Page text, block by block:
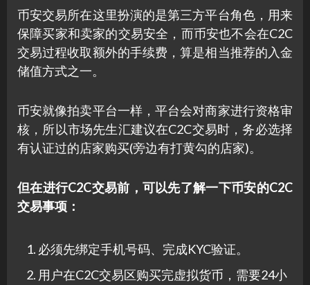
币安交易所在这里扮演的是第三方平台角色，用来
保障买家和卖家的交易安全，而币安也不会在C2C
交易过程收取额外的手续费，算是相当推荐的入金
储值方式之一。
币安就像拍卖平台一样，平台会对商家进行资格审
核，所以市场先生汇建议在C2C交易时，务必选择
有认证过的店家购买(旁边有打黄勾的店家)。
但在进行C2C交易前，可以先了解一下币安的C2C
交易事项：
必须先绑定手机号码、完成KYC验证。
用户在C2C交易区购买完虚拟货币，需要24小